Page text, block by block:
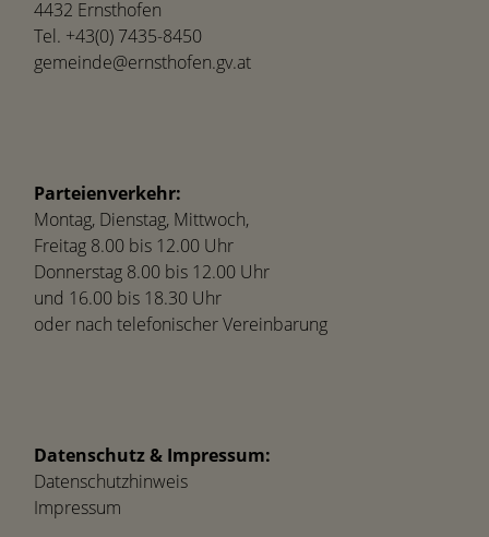
4432 Ernsthofen
Tel. +43(0) 7435-8450
gemeinde@ernsthofen.gv.at
Parteienverkehr:
Montag, Dienstag, Mittwoch,
Freitag 8.00 bis 12.00 Uhr
Donnerstag 8.00 bis 12.00 Uhr
und 16.00 bis 18.30 Uhr
oder nach telefonischer Vereinbarung
Datenschutz & Impressum:
Datenschutzhinweis
Impressum